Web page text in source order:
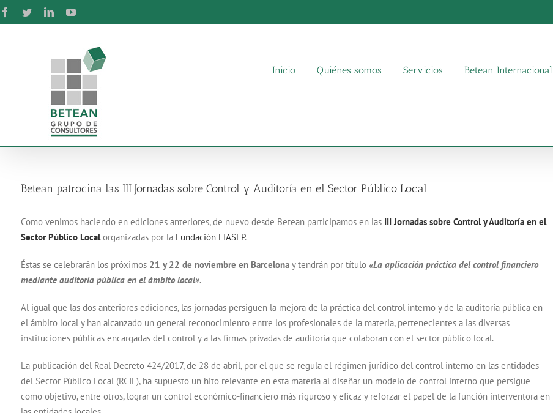
Skip
to
Facebook
TwitterLinkedInYouTube
Inicio Quiénes somos Servicios Betean Internacional
Betean patrocina las III Jornadas sobre Control y Auditoría en el Sector Público Local
Como venimos haciendo en ediciones anteriores, de nuevo desde Betean participamos en las III Jornadas sobre Control y Auditoría en el
Sector Público Localorganizadas por la Fundación FIASEP.
Éstas se celebrarán los próximos 21 y 22 de noviembre en Barcelonay tendrán por título «La aplicación práctica del control financiero
mediante auditoría pública en el ámbito local».
Al igual que las dos anteriores ediciones, las jornadas persiguen la mejora de la práctica del control interno y de la auditoría pública en
el ámbito local y han alcanzado un general reconocimiento entre los profesionales de la materia, pertenecientes a las diversas
instituciones públicas encargadas del control y a las firmas privadas de auditoría que colaboran con el sector público local.
La publicación del Real Decreto 424/2017, de 28 de abril, por el que se regula el régimen jurídico del control interno en las entidades
del Sector Público Local (RCIL), ha supuesto un hito relevante en esta materia al diseñar un modelo de control interno que persigue
como objetivo, entre otros, lograr un control económico-financiero más riguroso y eficaz y reforzar el papel de la función interventora en